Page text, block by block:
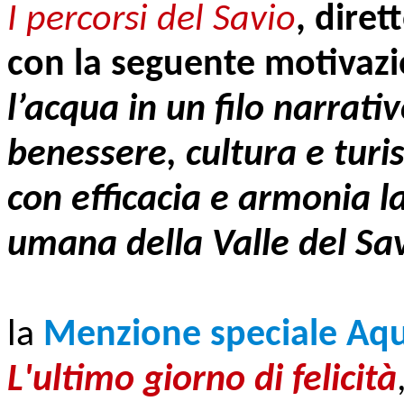
I percorsi del Savio,
con la seguente
l’acqua in un filo
benessere, cultura e
con efficacia e armonia
umana della Valle del
la Menzione speciale
L'ultimo giorno di felicità